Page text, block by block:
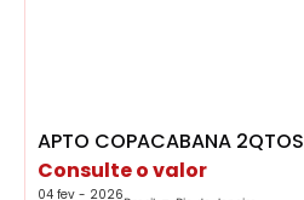
APTO COPACABANA 2QTOS
Consulte o valor
04 fev - 2026